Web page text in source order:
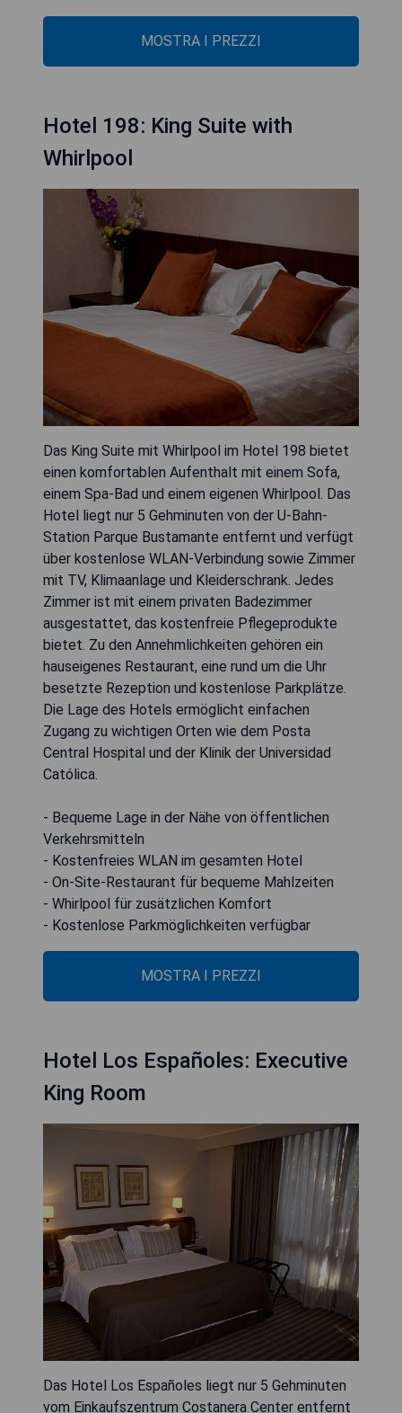
MOSTRA I PREZZI
Hotel 198: King Suite with
Whirlpool
Das King Suite mit Whirlpool im Hotel 198 bietet
einen komfortablen Aufenthalt mit einem Sofa,
einem Spa-Bad und einem eigenen Whirlpool. Das
Hotel liegt nur 5 Gehminuten von der U-Bahn-
Station Parque Bustamante entfernt und verfügt
über kostenlose WLAN-Verbindung sowie Zimmer
mit TV, Klimaanlage und Kleiderschrank. Jedes
Zimmer ist mit einem privaten Badezimmer
ausgestattet, das kostenfreie Pflegeprodukte
bietet. Zu den Annehmlichkeiten gehören ein
hauseigenes Restaurant, eine rund um die Uhr
besetzte Rezeption und kostenlose Parkplätze.
Die Lage des Hotels ermöglicht einfachen
Zugang zu wichtigen Orten wie dem Posta
Central Hospital und der Klinik der Universidad
Católica.
- Bequeme Lage in der Nähe von öffentlichen
Verkehrsmitteln
- Kostenfreies WLAN im gesamten Hotel
- On-Site-Restaurant für bequeme Mahlzeiten
- Whirlpool für zusätzlichen Komfort
- Kostenlose Parkmöglichkeiten verfügbar
MOSTRA I PREZZI
Hotel Los Españoles: Executive
King Room
Das Hotel Los Españoles liegt nur 5 Gehminuten
vom Einkaufszentrum Costanera Center entfernt